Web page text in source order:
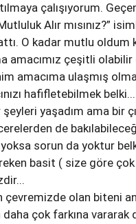
çalışıyorum.
Alır mısınız?”
O kadar mutlu
amacımız çeşitli
amacıma ulaşmış
hafifletebilmek belki...
yaşadım ama bir
de
sorun da yoktur
basit ( size göre
çevremizde olan biteni
daha çok farkına